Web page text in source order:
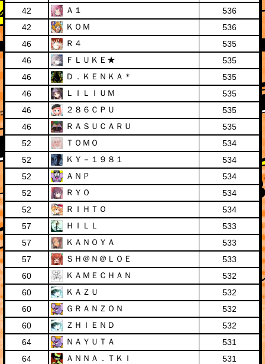
42
Ａ１
536
42
ＫＯＭ
536
46
Ｒ４
535
46
ＦＬＵＫＥ★
535
46
Ｄ．ＫＥＮＫＡ＊
535
46
ＬＩＬＩＵＭ
535
46
２８６ＣＰＵ
535
46
ＲＡＳＵＣＡＲＵ
535
52
ＴＯＭＯ
534
52
ＫＹ－１９８１
534
52
ＡＮＰ
534
52
ＲＹＯ
534
52
ＲＩＨＴＯ
534
57
ＨＩＬＬ
533
57
ＫＡＮＯＹＡ
533
57
ＳＨ＠Ｎ＠ＬＯＥ
533
60
ＫＡＭＥＣＨＡＮ
532
60
ＫＡＺＵ
532
60
ＧＲＡＮＺＯＮ
532
60
ＺＨＩＥＮＤ
532
64
ＮＡＹＵＴＡ
531
64
ＡＮＮＡ．ＴＫＩ
531